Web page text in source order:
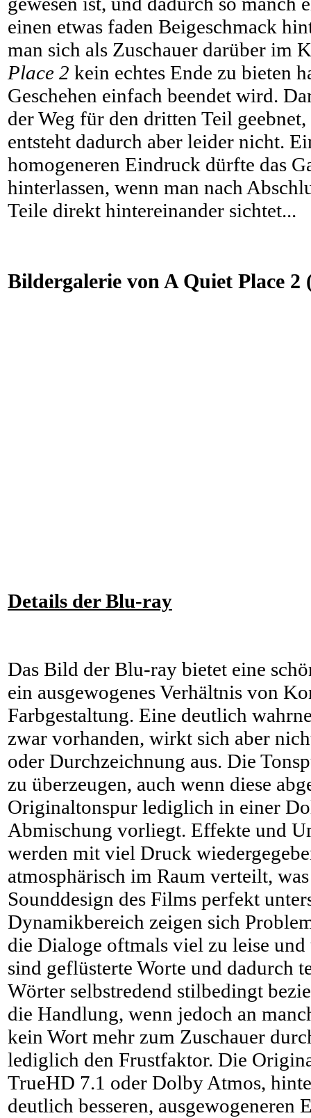
einen etwas faden Beigeschmack
man sich als Zuschauer darüber im
Place 2 kein echtes Ende zu bieten
Geschehen einfach beendet wird.
der Weg für den dritten Teil
entsteht dadurch aber leider nicht.
homogeneren Eindruck dürfte das
hinterlassen, wenn man nach
Teile direkt hintereinander sichtet...
Bildergalerie von A Quiet Place 2
Details der Blu-ray
Das Bild der Blu-ray bietet eine
ein ausgewogenes Verhältnis von
Farbgestaltung. Eine deutlich
zwar vorhanden, wirkt sich aber
oder Durchzeichnung aus. Die
zu überzeugen, auch wenn diese
Originaltonspur lediglich in einer
Abmischung vorliegt. Effekte und
werden mit viel Druck
atmosphärisch im Raum verteilt,
Sounddesign des Films perfekt
Dynamikbereich zeigen sich
die Dialoge oftmals viel zu leise
sind geflüsterte Worte und dadurch
Wörter selbstredend stilbedingt
die Handlung, wenn jedoch an
kein Wort mehr zum Zuschauer
lediglich den Frustfaktor. Die
TrueHD 7.1 oder Dolby Atmos,
deutlich besseren, ausgewogeneren